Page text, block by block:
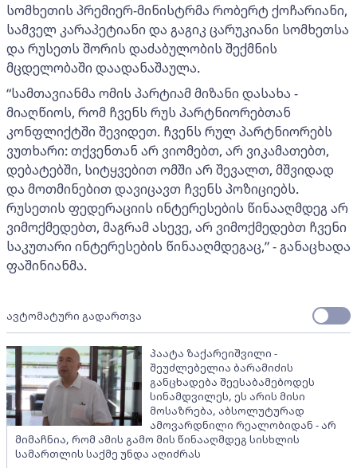
სომხეთის პრემიერ-მინისტრმა რობერტ ქოჩარიანი,
სამველ კარაპეტიანი და გაგიკ ცარუკიანი სომხეთსა
და რუსეთს შორის დაძაბულობის შექმნის
მცდელობაში დაადანაშაულა.
“სამთავიანმა ომის პარტიამ მიზანი დასახა -
მიაღწიოს, რომ ჩვენს რუს პარტნიორებთან
კონფლიქტში შევიდეთ. ჩვენს რულ პარტნიორებს
ვუთხარი: თქვენთან არ ვიომებთ, არ ვიკამათებთ,
დებატებში, სიტყვებით ომში არ შევალთ, მშვიდად
და მოთმინებით დავიცავთ ჩვენს პოზიციებს.
რუსეთის ფედერაციის ინტერესების წინააღმდეგ არ
ვიმოქმედებთ, მაგრამ ასევე, არ ვიმოქმედებთ ჩვენი
საკუთარი ინტერესების წინააღმდეგაც,” - განაცხადა
ფაშინიანმა.
ავტომატური გადართვა
პაატა ზაქარეიშვილი -
შეუძლებელია ბარამიძის
განცხადება შეესაბამებოდეს
სინამდვილეს, ეს არის მისი
მოსაზრება, აბსოლუტურად
ამოვარდნილი რეალობიდან - არ
მიმაჩნია, რომ ამის გამო მის წინააღმდეგ სისხლის
სამართლის საქმე უნდა აღიძრას